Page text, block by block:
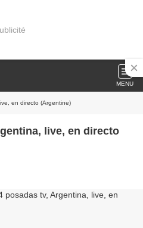
MENU
en directo (Argentine)
live, en directo